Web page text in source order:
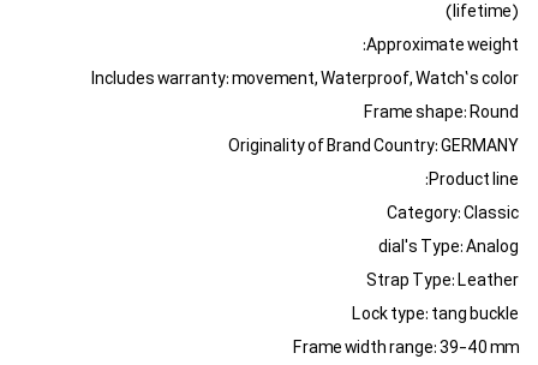
(lifetime)
Approximate weight:
Includes warranty: movement, Waterproof, Watch’s color
Frame shape: Round
Originality of Brand Country: GERMANY
Product line:
Category: Classic
dial's Type: Analog
Strap Type: Leather
Lock type: tang buckle
Frame width range: 39-40 mm